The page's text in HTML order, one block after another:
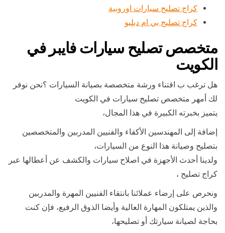
كراج تصليح سيارات اوروبية
كراج تصليح بي ام دبليو
متخصص تصليح سيارات فايبر في
الكويت
هل ترغب ب اقتناء ورشة متخصصة بصيانة السيارات ؟نحن نوفر
لك أمهر متخصص تصليح سيارات في الكويت
يتميز بخبرته الكبيرة في هذا المجال،
إضافة إلى المهندسين الأكفاء والفنيين المدربين والمتخصصين
بتصليح وصيانة هذا النوع من السيارات،
ولدينا أحدث الأجهزة في اصلاح سيارات والكشف عن أعطالها عبر
كراج تصليح ،
ونحرص على إرضاء عملائنا بانتقاء الفنيين المهرة والمدربين
والذين يمتلكون المهارة العالية وأيضا الذوق الرفيع، فإن كنت
بحاجة لصيانة سيارتك أو تصليحها،